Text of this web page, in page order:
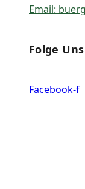
Email:
Folge Uns
Facebook-f